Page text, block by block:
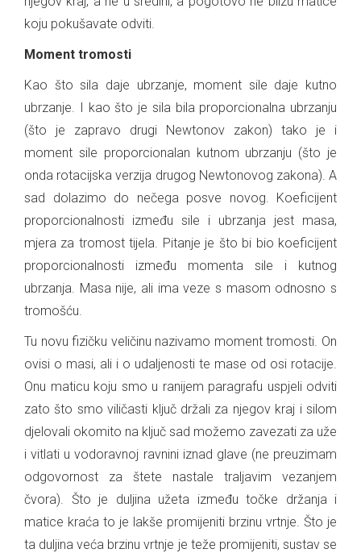
koju pokušavate odviti.
Moment tromosti
Kao što sila daje ubrzanje, moment sile daje kutno
ubrzanje. I kao što je sila bila proporcionalna ubrzanju
(što je zapravo drugi Newtonov zakon) tako je i
moment sile proporcionalan kutnom ubrzanju (što je
onda rotacijska verzija drugog Newtonovog zakona). A
sad dolazimo do nečega posve novog. Koeficijent
proporcionalnosti između sile i ubrzanja jest masa,
mjera za tromost tijela. Pitanje je što bi bio koeficijent
proporcionalnosti između momenta sile i kutnog
ubrzanja. Masa nije, ali ima veze s masom odnosno s
tromošću.
Tu novu fizičku veličinu nazivamo moment tromosti. On
ovisi o masi, ali i o udaljenosti te mase od osi rotacije.
Onu maticu koju smo u ranijem paragrafu uspjeli odviti
zato što smo viličasti ključ držali za njegov kraj i silom
djelovali okomito na ključ sad možemo zavezati za uže
i vitlati u vodoravnoj ravnini iznad glave (ne preuzimam
odgovornost za štete nastale traljavim vezanjem
čvora). Što je duljina užeta između točke držanja i
matice kraća to je lakše promijeniti brzinu vrtnje. Što je
ta duljina veća brzinu vrtnje je teže promijeniti, sustav se